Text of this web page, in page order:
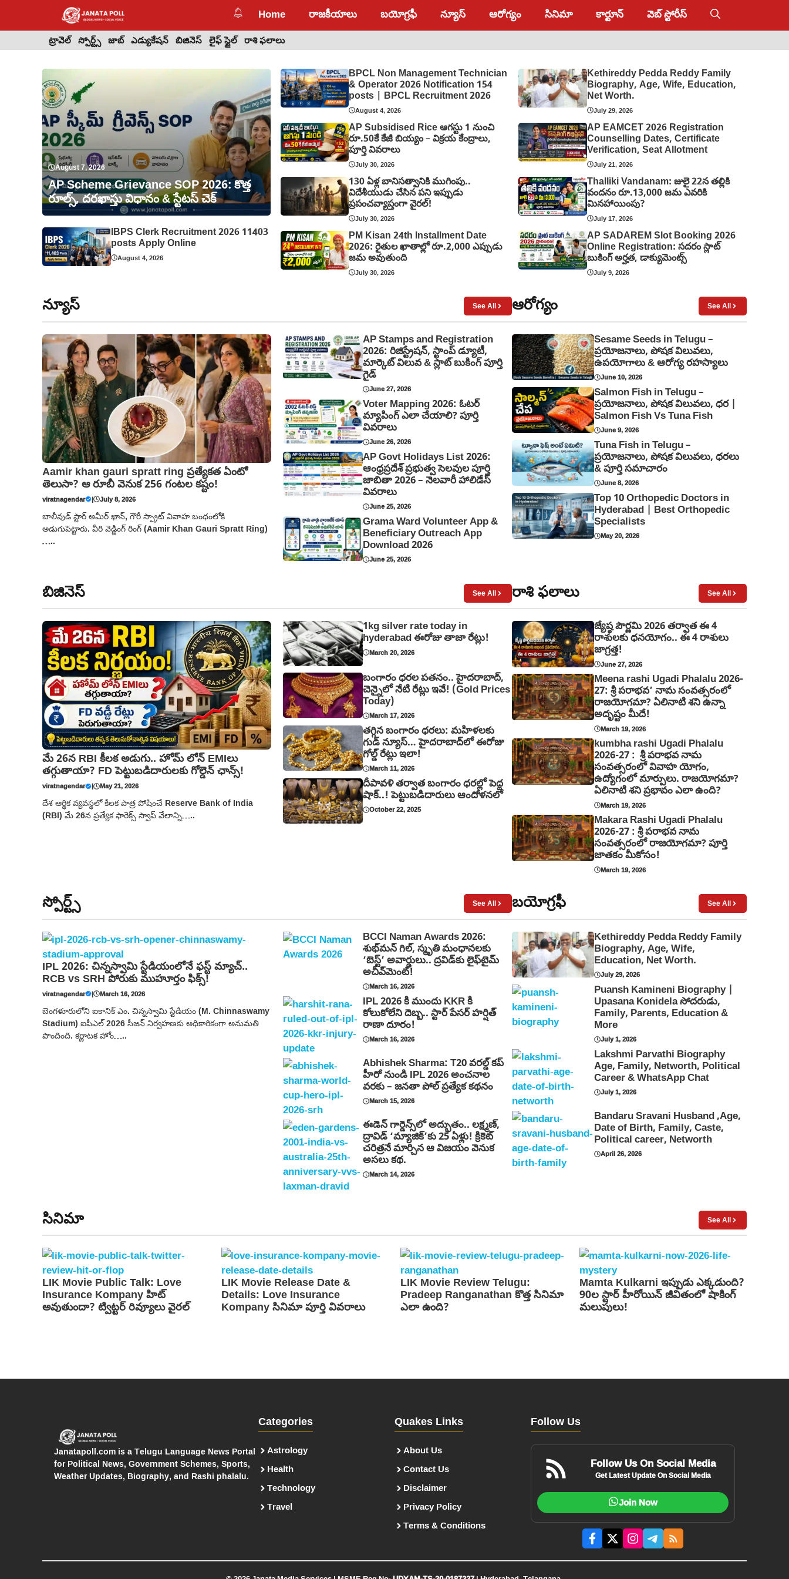
content
Home రాజకీయాలు బయోగ్రఫీ న్యూస్ ఆరోగ్యం సినిమా కార్టూన్ వెబ్ స్టోరీస్
ట్రావెల్ స్పోర్ట్స్ జాబ్ ఎడ్యుకేషన్ బిజినెస్ లైఫ్ స్టైల్ రాశి ఫలాలు
August 7, 2026
AP Scheme Grievance SOP 2026: కొత్త
రూల్స్, దరఖాస్తు విధానం & స్టేటస్ చెక్
IBPS Clerk Recruitment 2026 11403
posts Apply Online
August 4, 2026
BPCL Non Management Technician
& Operator 2026 Notification 154
posts | BPCL Recruitment 2026
August 4, 2026
AP Subsidised Rice ఆగస్టు 1 నుంచి
రూ.50కే కేజీ బియ్యం – విక్రయ కేంద్రాలు,
పూర్తి వివరాలు
July 30, 2026
130 ఏళ్ల బానిసత్వానికి ముగింపు..
విదేశీయుడు చేసిన పని ఇప్పుడు
ప్రపంచవ్యాప్తంగా వైరల్!
July 30, 2026
PM Kisan 24th Installment Date
2026: రైతుల ఖాతాల్లో రూ.2,000 ఎప్పుడు
జమ అవుతుంది
July 30, 2026
Kethireddy Pedda Reddy Family
Biography, Age, Wife, Education,
Net Worth.
July 29, 2026
AP EAMCET 2026 Registration
Counselling Dates, Certificate
Verification, Seat Allotment
July 21, 2026
Thalliki Vandanam: జులై 22న తల్లికి
వందనం రూ.13,000 జమ ఎవరికి
మినహాయింపు?
July 17, 2026
AP SADAREM Slot Booking 2026
Online Registration: సదరం స్లాట్
బుకింగ్ అర్హత, డాక్యుమెంట్స్
July 9, 2026
న్యూస్ See All
Aamir khan gauri spratt ring ప్రత్యేకత ఏంటో
తెలుసా? ఆ రూబీ వెనుక 256 గంటల కష్టం!
viratnagendar | July 8, 2026
బాలీవుడ్ స్టార్ అమీర్ ఖాన్, గౌరీ స్ప్రాట్ వివాహ బంధంలోకి
అడుగుపెట్టారు. వీరి వెడ్డింగ్ రింగ్ (Aamir Khan Gauri Spratt Ring)
…..
AP Stamps and Registration
2026: రిజిస్ట్రేషన్, స్టాంప్ డ్యూటీ,
మార్కెట్ విలువ & స్లాట్ బుకింగ్ పూర్తి
గైడ్
June 27, 2026
Voter Mapping 2026: ఓటర్
మ్యాపింగ్ ఎలా చేయాలి? పూర్తి
వివరాలు
June 26, 2026
AP Govt Holidays List 2026:
ఆంధ్రప్రదేశ్ ప్రభుత్వ సెలవుల పూర్తి
జాబితా 2026 – నెలవారీ హాలిడేస్
వివరాలు
June 25, 2026
Grama Ward Volunteer App &
Beneficiary Outreach App
Download 2026
June 25, 2026
ఆరోగ్యం See All
Sesame Seeds in Telugu –
ప్రయోజనాలు, పోషక విలువలు,
ఉపయోగాలు & ఆరోగ్య రహస్యాలు
June 10, 2026
Salmon Fish in Telugu –
ప్రయోజనాలు, పోషక విలువలు, ధర |
Salmon Fish Vs Tuna Fish
June 9, 2026
Tuna Fish in Telugu –
ప్రయోజనాలు, పోషక విలువలు, ధరలు
& పూర్తి సమాచారం
June 8, 2026
Top 10 Orthopedic Doctors in
Hyderabad | Best Orthopedic
Specialists
May 20, 2026
బిజినెస్ See All
మే 26న RBI కీలక అడుగు.. హోమ్ లోన్ EMIలు
తగ్గుతాయా? FD పెట్టుబడిదారులకు గోల్డెన్ ఛాన్స్!
viratnagendar | May 21, 2026
దేశ ఆర్థిక వ్యవస్థలో కీలక పాత్ర పోషించే Reserve Bank of India
(RBI) మే 26న ప్రత్యేక ఫారెక్స్ స్వాప్ వేలాన్ని…..
1kg silver rate today in
hyderabad ఈరోజు తాజా రేట్లు!
March 20, 2026
బంగారం ధరల పతనం.. హైదరాబాద్,
చెన్నైలో నేటి రేట్లు ఇవే! (Gold Prices
Today)
March 17, 2026
తగ్గిన బంగారం ధరలు: మహిళలకు
గుడ్ న్యూస్… హైదరాబాద్‌లో ఈరోజు
గోల్డ్ రేట్లు ఇలా!
March 11, 2026
దీపావళి తర్వాత బంగారం ధరల్లో పెద్ద
షాక్..! పెట్టుబడిదారులు ఆందోళనలో
October 22, 2025
రాశి ఫలాలు See All
జ్యేష్ఠ పౌర్ణమి 2026 తర్వాత ఈ 4
రాశులకు ధనయోగం.. ఈ 4 రాశులు
జాగ్రత్త!
June 27, 2026
Meena rashi Ugadi Phalalu 2026-
27: శ్రీ పరాభవ’ నామ సంవత్సరంలో
రాజయోగమా? ఏలినాటి శని ఉన్నా
అదృష్టం మీదే!
March 19, 2026
kumbha rashi Ugadi Phalalu
2026-27 : శ్రీ పరాభవ నామ
సంవత్సరంలో వివాహ యోగం,
ఉద్యోగంలో మార్పులు. రాజయోగమా?
ఏలినాటి శని ప్రభావం ఎలా ఉంది?
March 19, 2026
Makara Rashi Ugadi Phalalu
2026-27 : శ్రీ పరాభవ నామ
సంవత్సరంలో రాజయోగమా? పూర్తి
జాతకం మీకోసం!
March 19, 2026
స్పోర్ట్స్ See All
IPL 2026: చిన్నస్వామి స్టేడియంలోనే ఫస్ట్ మ్యాచ్..
RCB vs SRH పోరుకు ముహూర్తం ఫిక్స్!
viratnagendar | March 16, 2026
బెంగళూరులోని ఐకానిక్ ఎం. చిన్నస్వామి స్టేడియం (M. Chinnaswamy
Stadium) ఐపీఎల్ 2026 సీజన్ నిర్వహణకు అధికారికంగా అనుమతి
పొందింది. కర్ణాటక హోం…..
BCCI Naman Awards 2026:
శుభ్‌మన్ గిల్, స్మృతి మంధానలకు
‘బెస్ట్’ అవార్డులు.. ద్రవిడ్‌కు లైఫ్‌టైమ్
అచీవ్‌మెంట్!
March 16, 2026
IPL 2026 కి ముందు KKR కి
కోలుకోలేని దెబ్బ.. స్టార్ పేసర్ హర్షిత్
రాణా దూరం!
March 16, 2026
Abhishek Sharma: T20 వరల్డ్ కప్
హీరో నుండి IPL 2026 అంచనాల
వరకు – జనతా పోల్ ప్రత్యేక కథనం
March 15, 2026
ఈడెన్ గార్డెన్స్‌లో అద్భుతం.. లక్ష్మణ్,
ద్రావిడ్ ‘మ్యాజిక్’కు 25 ఏళ్లు! క్రికెట్
చరిత్రనే మార్చిన ఆ విజయం వెనుక
అసలు కథ.
March 14, 2026
బయోగ్రఫీ See All
Kethireddy Pedda Reddy Family
Biography, Age, Wife,
Education, Net Worth.
July 29, 2026
Puansh Kamineni Biography |
Upasana Konidela సోదరుడు,
Family, Parents, Education &
More
July 1, 2026
Lakshmi Parvathi Biography
Age, Family, Networth, Political
Career & WhatsApp Chat
July 1, 2026
Bandaru Sravani Husband ,Age,
Date of Birth, Family, Caste,
Political career, Networth
April 26, 2026
సినిమా See All
LIK Movie Public Talk: Love
Insurance Kompany హిట్
అవుతుందా? ట్విట్టర్ రివ్యూలు వైరల్
LIK Movie Release Date &
Details: Love Insurance
Kompany సినిమా పూర్తి వివరాలు
LIK Movie Review Telugu:
Pradeep Ranganathan కొత్త సినిమా
ఎలా ఉంది?
Mamta Kulkarni ఇప్పుడు ఎక్కడుంది?
90ల స్టార్ హీరోయిన్ జీవితంలో షాకింగ్
మలుపులు!
Janatapoll.com is a Telugu Language News Portal
for Political News, Government Schemes, Sports,
Weather Updates, Biography, and Rashi phalalu.
Categories
Astrology
Health
Technology
Travel
Quakes Links
About Us
Contact Us
Disclaimer
Privacy Policy
Terms & Conditions
Follow Us
Follow Us On Social Media
Get Latest Update On Social Media
Join Now